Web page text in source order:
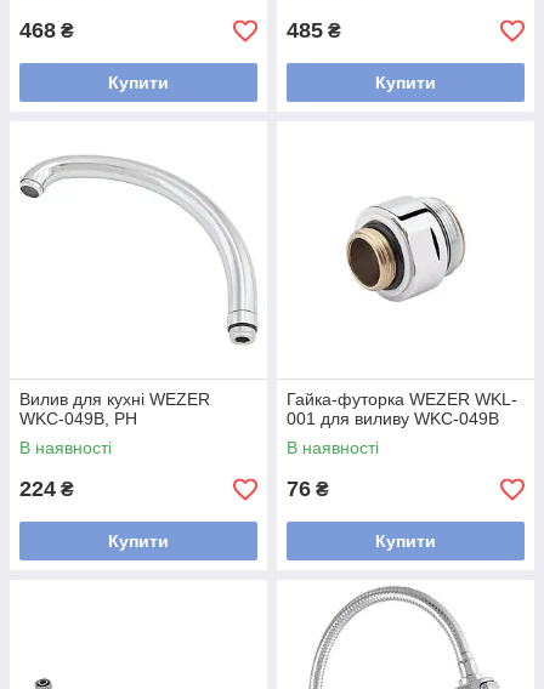
468 ₴
Купити
485 ₴
Купити
Вилив для кухні WEZER
WKC-049B, РН
В наявності
224 ₴
Купити
Гайка-футорка WEZER WKL-
001 для виливу WKC-049В
В наявності
76 ₴
Купити